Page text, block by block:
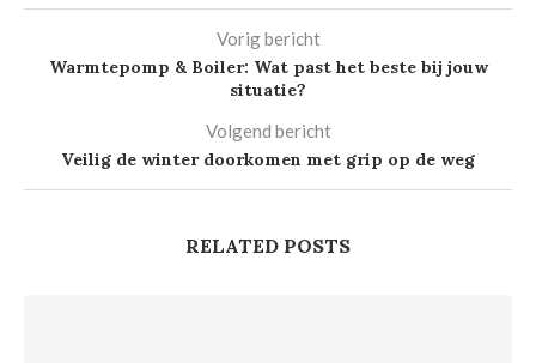
Vorig bericht
Warmtepomp & Boiler: Wat past het beste bij jouw
situatie?
Volgend bericht
Veilig de winter doorkomen met grip op de weg
RELATED POSTS